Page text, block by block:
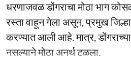
धरणाजवळ डोंगराचा मोठा भाग
रस्ता वाहून गेला असून, प्रमुख जिल्हा
करण्यात आली आहे. मात्र,
नसल्याने मोठा अनर्थ टळला.